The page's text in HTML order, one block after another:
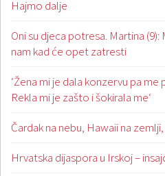
Hajmo dalje
Oni su djeca potresa. Martina (9):
nam kad će opet zatresti
‘Žena mi je dala konzervu pa
Rekla mi je zašto i šokirala me‘
Čardak na nebu, Hawaii na
Hrvatska dijaspora u Irskoj –